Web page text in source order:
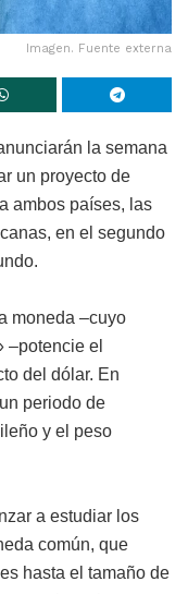
Imagen. Fuente externa
la semana
un proyecto de
ambos países, las
en el segundo
moneda –cuyo
–potencie el
del dólar. En
periodo de
y el peso
a estudiar los
común, que
hasta el tamaño de